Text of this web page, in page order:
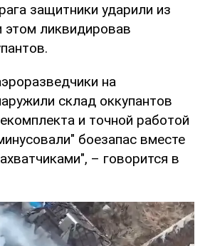
защитники ударили из
этом ликвидировав
на
склад оккупантов
и точной работой
боезапас вместе
– говорится в